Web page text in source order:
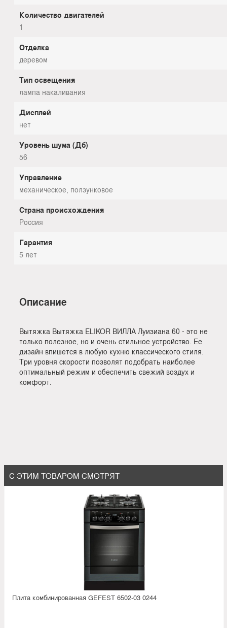
Количество двигателей
1
Отделка
деревом
Тип освещения
лампа накаливания
Дисплей
нет
Уровень шума (Дб)
56
Управление
механическое, ползунковое
Страна происхождения
Россия
Гарантия
5 лет
Описание
Вытяжка Вытяжка ELIKOR ВИЛЛА Луизиана 60 - это не
только полезное, но и очень стильное устройство. Ее
дизайн впишется в любую кухню классического стиля.
Три уровня скорости позволят подобрать наиболее
оптимальный режим и обеспечить свежий воздух и
комфорт.
С ЭТИМ ТОВАРОМ СМОТРЯТ
Плита комбинированная GEFEST 6502-03 0244